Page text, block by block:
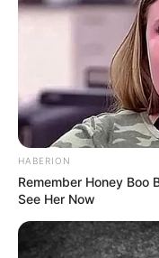
HABERION
Remember Honey Boo
See Her Now